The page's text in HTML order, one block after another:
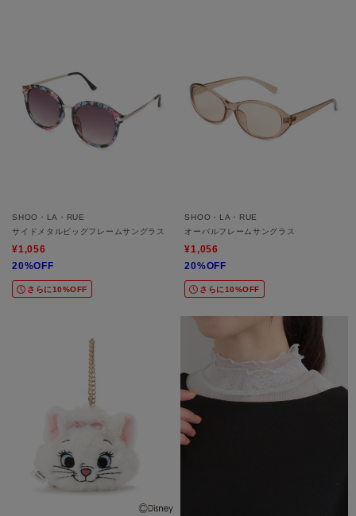
SHOO・LA・RUE
サイドメタルビッグフレームサングラス
¥1,056
20%OFF
さらに10%OFF
SHOO・LA・RUE
オーバルフレームサングラス
¥1,056
20%OFF
さらに10%OFF